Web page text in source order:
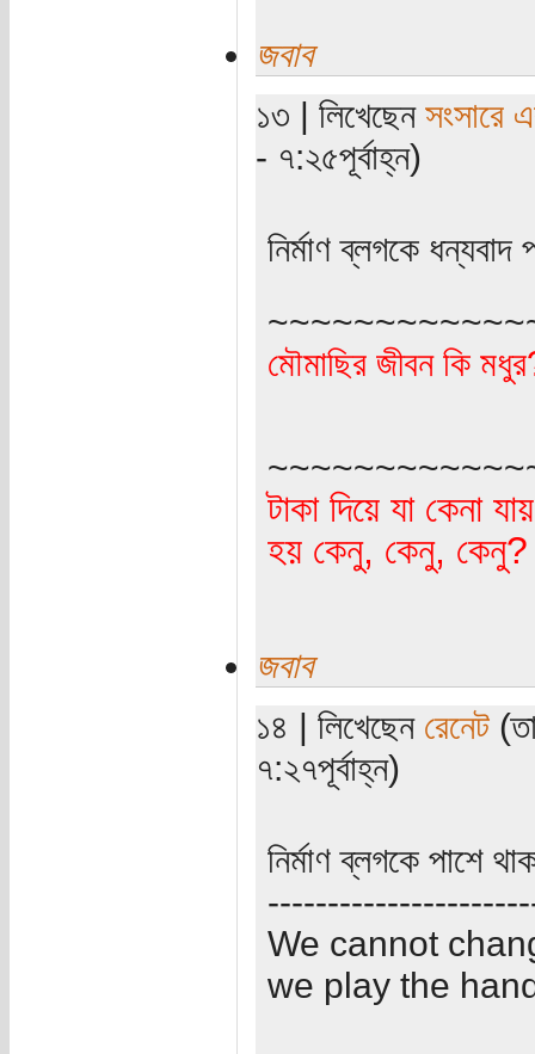
জবাব
১৩ | লিখেছেন সংসারে
- ৭:২৫পূর্বাহ্ন)
‍‍‍‍‍‍‍‍‍‍‍‍‍‍‍‍‍‍‍নির্মাণ ব্লগকে
মৌমাছির জীবন কি
টাকা দিয়ে যা কেনা
হয় কেনু, কেনু,
জবাব
১৪ | লিখেছেন রেনেট
৭:২৭পূর্বাহ্ন)
নির্মাণ ব্লগকে পাশে
We cannot
we play the